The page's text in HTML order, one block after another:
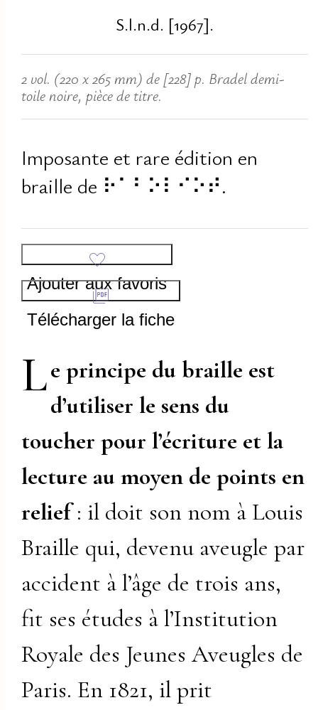
S.l.n.d. [1967].
2 vol. (220 x 265 mm) de [228] p. Bradel demi-
toile noire, pièce de titre.
Imposante et rare édition en
braille de ⠗⠁⠃⠕⠇⠊⠕⠞.
Ajouter aux favoris
Télécharger la fiche
Le principe du braille est
d’utiliser le sens du
toucher pour l’écriture et la
lecture au moyen de points en
relief: il doit son nom à Louis
Braille qui, devenu aveugle par
accident à l’âge de trois ans,
fit ses études à l’Institution
Royale des Jeunes Aveugles de
Paris. En 1821, il prit